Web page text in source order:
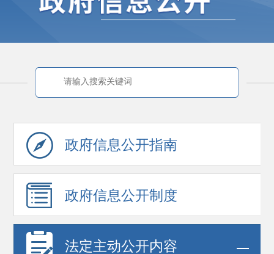
政府信息公开指南
政府信息公开制度
法定主动公开内容